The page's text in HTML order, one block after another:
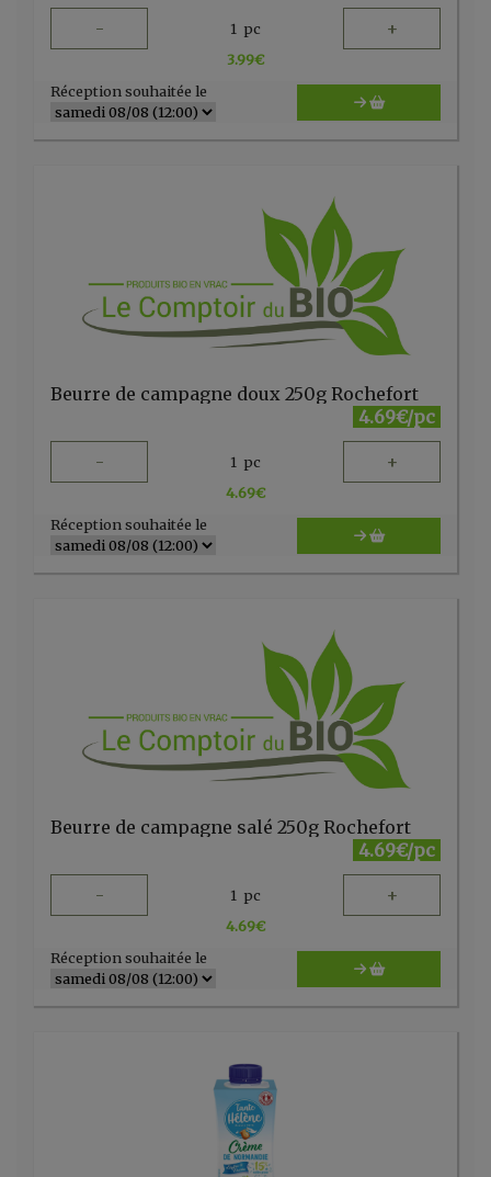
- 1 pc +
3.99€
Réception souhaitée le
Beurre de campagne doux 250g Rochefort
4.69€/pc
- 1 pc +
4.69€
Réception souhaitée le
Beurre de campagne salé 250g Rochefort
4.69€/pc
- 1 pc +
4.69€
Réception souhaitée le